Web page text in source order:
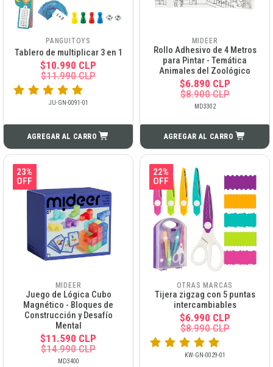
PANGUITOYS
Tablero de multiplicar 3 en 1
$10.990 CLP
$11.990 CLP
JU-GN-0091-01
AGREGAR AL CARRO
MIDEER
Rollo Adhesivo de 4 Metros
para Pintar - Temática
Animales del Zoológico
$6.890 CLP
$8.900 CLP
MD3302
AGREGAR AL CARRO
23%
OFF
MIDEER
Juego de Lógica Cubo
Magnético - Bloques de
Construcción y Desafío
Mental
$11.590 CLP
$14.990 CLP
MD3400
22%
OFF
OTRAS MARCAS
Tijera zigzag con 5 puntas
intercambiables
$6.990 CLP
$8.990 CLP
KW-GN-0029-01